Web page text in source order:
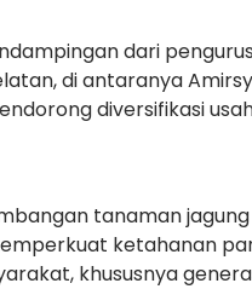
dari
di antaranya
diversifikasi
tanaman
ketahanan
khususnya